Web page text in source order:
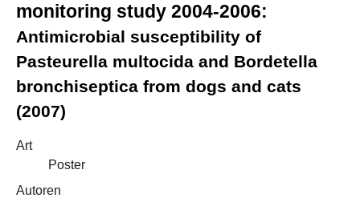
monitoring study 2004-2006:
Antimicrobial susceptibility of
Pasteurella multocida and Bordetella
bronchiseptica from dogs and cats
(2007)
Art
Poster
Autoren